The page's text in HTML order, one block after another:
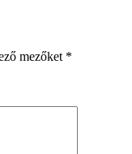
mezőket *